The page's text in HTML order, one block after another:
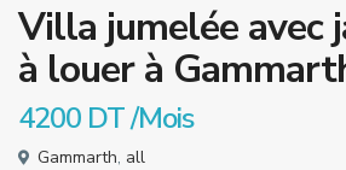
Villa jumelée avec
à louer à
4200 DT/Mois
Gammarth, all